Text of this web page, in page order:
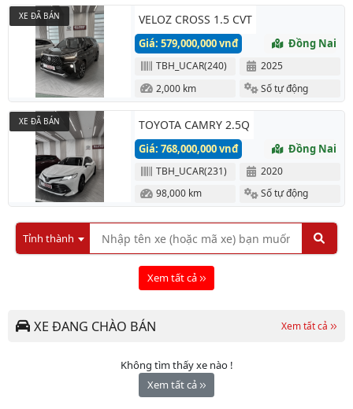
VELOZ CROSS 1.5 CVT
Giá: 579,000,000 vnđ Đồng Nai
TBH_UCAR(240)
2025
2,000 km
Số tự động
XE ĐÃ BÁN
TOYOTA CAMRY 2.5Q
Giá: 768,000,000 vnđ Đồng Nai
TBH_UCAR(231)
2020
98,000 km
Số tự động
XE ĐÃ BÁN
Tỉnh thành
Xem tất cả
XE ĐANG CHÀO BÁN Xem tất cả
Không tìm thấy xe nào !
Xem tất cả